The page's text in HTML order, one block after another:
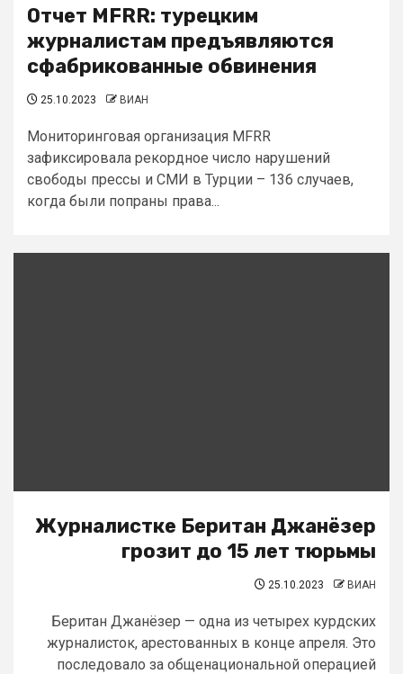
Отчет MFRR: турецким
журналистам предъявляются
сфабрикованные обвинения
25.10.2023 ВИАН
Мониторинговая организация MFRR
зафиксировала рекордное число нарушений
свободы прессы и СМИ в Турции – 136 случаев,
когда были попраны права...
Журналистке Беритан Джанёзер
грозит до 15 лет тюрьмы
25.10.2023 ВИАН
Беритан Джанёзер — одна из четырех курдских
журналисток, арестованных в конце апреля. Это
последовало за общенациональной операцией